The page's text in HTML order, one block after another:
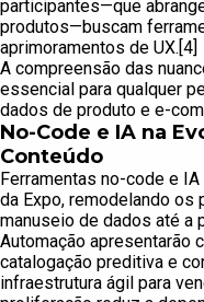
participantes—que
produtos—buscam
aprimoramentos de UX.[4]
A compreensão das
essencial para qualquer
dados de produto e e-
No-Code e IA na
Conteúdo
Ferramentas no-code e
da Expo, remodelando
manuseio de dados até a
Automação apresentarão
catalogação preditiva e
infraestrutura ágil para